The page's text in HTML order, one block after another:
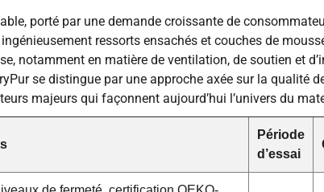
porté par une demande croissante de
ressorts ensachés et couches de
notamment en matière de ventilation, de soutien et
se distingue par une approche axée sur la qualité
majeurs qui façonnent aujourd’hui l’univers du
Période
d’essai